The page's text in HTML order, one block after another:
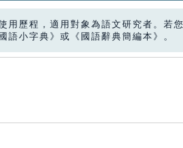
用歷程，適用對象為語文研究者。若
語小字典》或《國語辭典簡編本》。